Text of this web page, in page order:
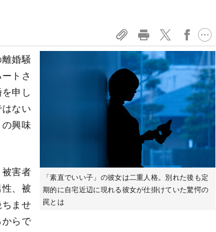
「素直でいい子」の彼女は二重人格。別れた後も定
期的に自宅近辺に現れる彼女が仕掛けていた驚愕の
罠とは
婚騒
トさ
申し
ない
興味
害者
、被
ませ
らで